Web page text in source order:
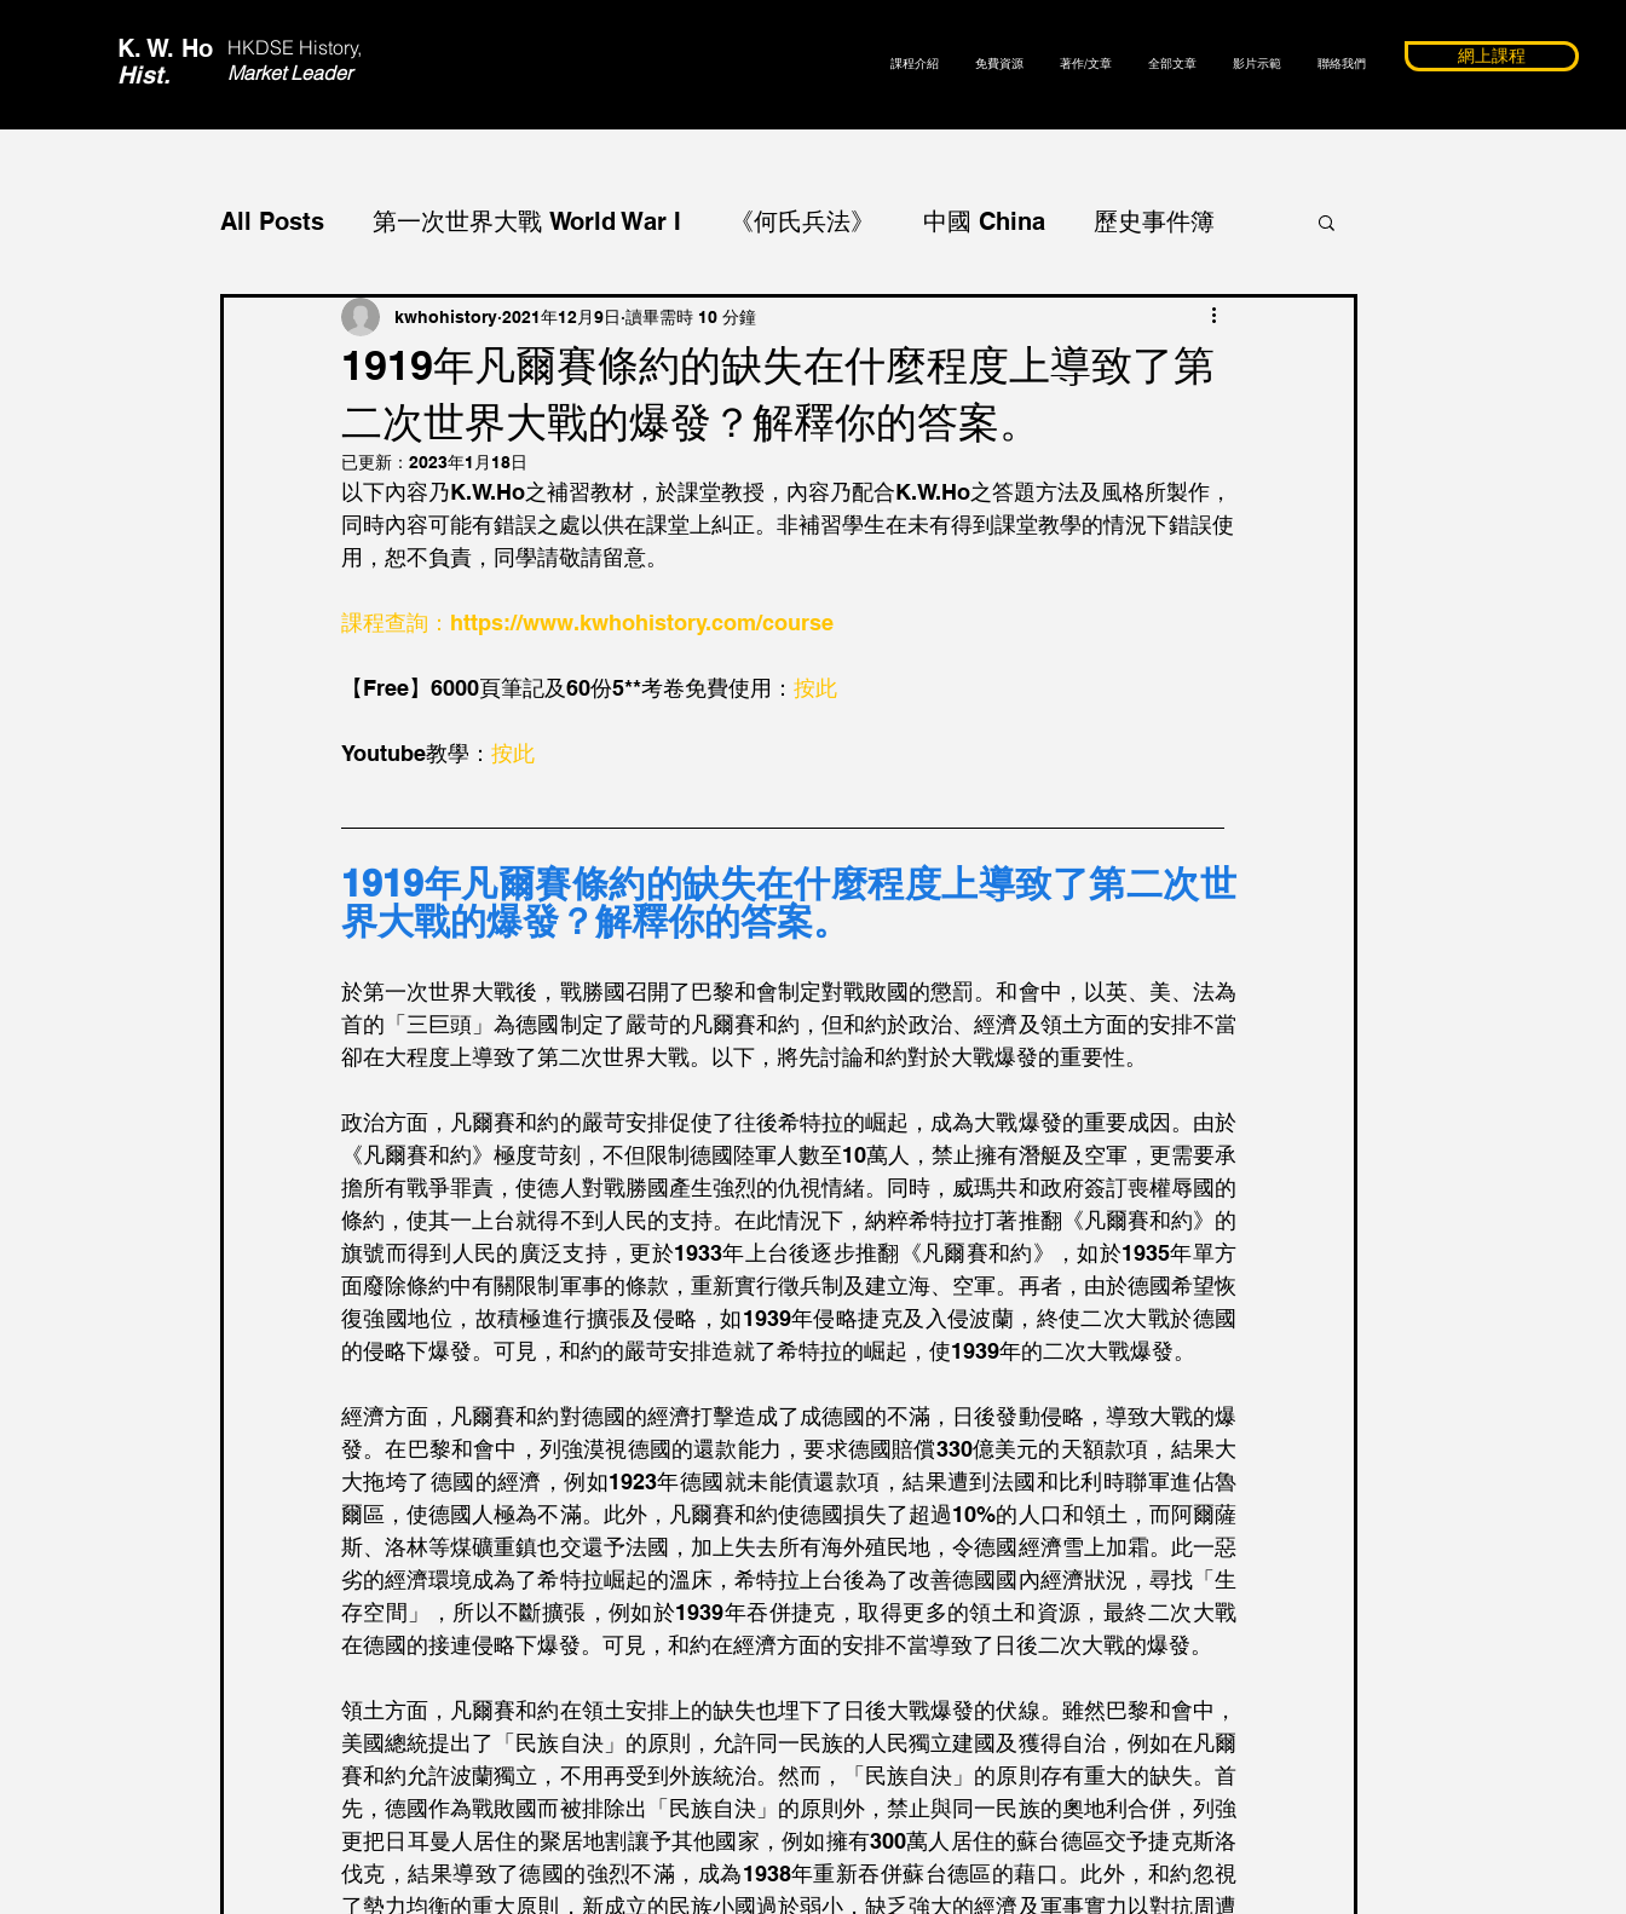
K. W. Ho
Hist.
HKDSE History,
Market Leader
課程介紹 免費資源 著作/文章 全部文章 影片示範 聯絡我們 網上課程
All Posts 第一次世界大戰 World War I 《何氏兵法》 中國 China 歷史事件簿
心路歷程 第二次世界大戰 World War II
資料題 DBQ 香港 Hong Kong 國際經濟合作 International Economic Coope
國際社會合作 International Social Coopera 日本 Japan
1919年凡爾賽條約的缺失在什麼程度上導致了第
二次世界大戰的爆發？解釋你的答案。
kwhohistory 2021年12月9日 讀畢需時 10 分鐘
已更新： 2023年1月18日
以下內容乃K.W.Ho之補習教材，於課堂教授，內容乃配合K.W.Ho之答題方法及風格所製作，
同時內容可能有錯誤之處以供在課堂上糾正。非補習學生在未有得到課堂教學的情況下錯誤使
用，恕不負責，同學請敬請留意。
課程查詢：https://www.kwhohistory.com/course
【Free】6000頁筆記及60份5**考卷免費使用： 按此
Youtube教學： 按此
1919年凡爾賽條約的缺失在什麼程度上導致了第二次世
界大戰的爆發？解釋你的答案。
於第一次世界大戰後，戰勝國召開了巴黎和會制定對戰敗國的懲罰。和會中，以英、美、法為
首的「三巨頭」為德國制定了嚴苛的凡爾賽和約，但和約於政治、經濟及領土方面的安排不當
卻在大程度上導致了第二次世界大戰。以下，將先討論和約對於大戰爆發的重要性。
政治方面，凡爾賽和約的嚴苛安排促使了往後希特拉的崛起，成為大戰爆發的重要成因。由於
《凡爾賽和約》極度苛刻，不但限制德國陸軍人數至10萬人，禁止擁有潛艇及空軍，更需要承
擔所有戰爭罪責，使德人對戰勝國產生強烈的仇視情緒。同時，威瑪共和政府簽訂喪權辱國的
條約，使其一上台就得不到人民的支持。在此情況下，納粹希特拉打著推翻《凡爾賽和約》的
旗號而得到人民的廣泛支持，更於1933年上台後逐步推翻《凡爾賽和約》，如於1935年單方
面廢除條約中有關限制軍事的條款，重新實行徵兵制及建立海、空軍。再者，由於德國希望恢
復強國地位，故積極進行擴張及侵略，如1939年侵略捷克及入侵波蘭，終使二次大戰於德國
的侵略下爆發。可見，和約的嚴苛安排造就了希特拉的崛起，使1939年的二次大戰爆發。
經濟方面，凡爾賽和約對德國的經濟打擊造成了成德國的不滿，日後發動侵略，導致大戰的爆
發。在巴黎和會中，列強漠視德國的還款能力，要求德國賠償330億美元的天額款項，結果大
大拖垮了德國的經濟，例如1923年德國就未能債還款項，結果遭到法國和比利時聯軍進佔魯
爾區，使德國人極為不滿。此外，凡爾賽和約使德國損失了超過10%的人口和領土，而阿爾薩
斯、洛林等煤礦重鎮也交還予法國，加上失去所有海外殖民地，令德國經濟雪上加霜。此一惡
劣的經濟環境成為了希特拉崛起的溫床，希特拉上台後為了改善德國國內經濟狀況，尋找「生
存空間」，所以不斷擴張，例如於1939年吞併捷克，取得更多的領土和資源，最終二次大戰
在德國的接連侵略下爆發。可見，和約在經濟方面的安排不當導致了日後二次大戰的爆發。
領土方面，凡爾賽和約在領土安排上的缺失也埋下了日後大戰爆發的伏線。雖然巴黎和會中，
美國總統提出了「民族自決」的原則，允許同一民族的人民獨立建國及獲得自治，例如在凡爾
賽和約允許波蘭獨立，不用再受到外族統治。然而，「民族自決」的原則存有重大的缺失。首
先，德國作為戰敗國而被排除出「民族自決」的原則外，禁止與同一民族的奧地利合併，列強
更把日耳曼人居住的聚居地割讓予其他國家，例如擁有300萬人居住的蘇台德區交予捷克斯洛
伐克，結果導致了德國的強烈不滿，成為1938年重新吞併蘇台德區的藉口。此外，和約忽視
了勢力均衡的重大原則，新成立的民族小國過於弱小，缺乏強大的經濟及軍事實力以對抗周遭